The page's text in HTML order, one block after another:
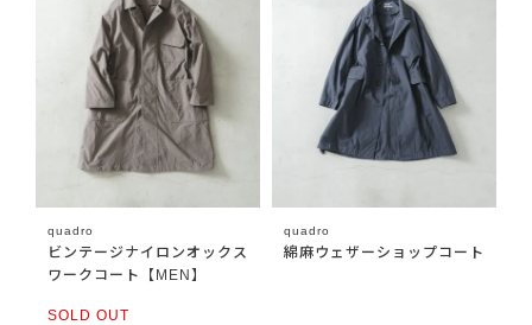
quadro
ビンテージナイロンオックス
ワークコート【MEN】
SOLD OUT
quadro
綿麻ウェザーショップコート